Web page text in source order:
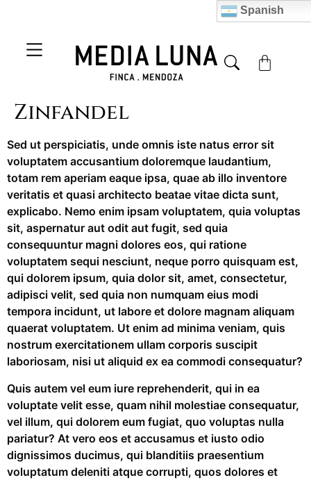
Zinfandel
Sed ut perspiciatis, unde omnis iste natus error sit
voluptatem accusantium doloremque laudantium,
totam rem aperiam eaque ipsa, quae ab illo inventore
veritatis et quasi architecto beatae vitae dicta sunt,
explicabo. Nemo enim ipsam voluptatem, quia voluptas
sit, aspernatur aut odit aut fugit, sed quia
consequuntur magni dolores eos, qui ratione
voluptatem sequi nesciunt, neque porro quisquam est,
qui dolorem ipsum, quia dolor sit, amet, consectetur,
adipisci velit, sed quia non numquam eius modi
tempora incidunt, ut labore et dolore magnam aliquam
quaerat voluptatem. Ut enim ad minima veniam, quis
nostrum exercitationem ullam corporis suscipit
laboriosam, nisi ut aliquid ex ea commodi consequatur?
Quis autem vel eum iure reprehenderit, qui in ea
voluptate velit esse, quam nihil molestiae consequatur,
vel illum, qui dolorem eum fugiat, quo voluptas nulla
pariatur? At vero eos et accusamus et iusto odio
dignissimos ducimus, qui blanditiis praesentium
voluptatum deleniti atque corrupti, quos dolores et
Spanish